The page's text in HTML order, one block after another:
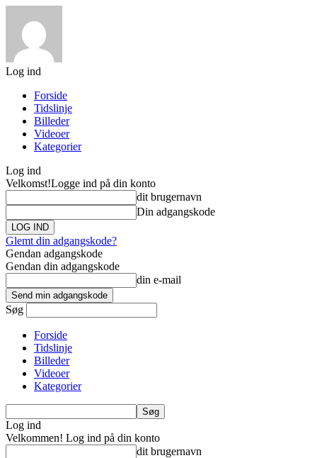
Log ind
Forside
Tidslinje
Billeder
Videoer
Kategorier
Log ind
Velkomst!Logge ind på din konto
dit brugernavn
Din adgangskode
Glemt din adgangskode?
Gendan adgangskode
Gendan din adgangskode
din e-mail
Søg
Forside
Tidslinje
Billeder
Videoer
Kategorier
Log ind
Velkommen! Log ind på din konto
dit brugernavn